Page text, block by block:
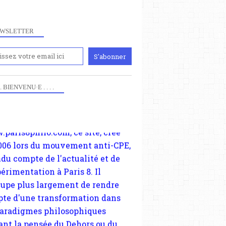
. BIENVENU·E . . . .
ce site, créé
lors du mouvement anti-CPE,
d'une transformation dans
philosophiques
la pensée du Dehors ou du
omme la nomme les
classique. Nous
quant à nous déjà basculé
dans la modernité